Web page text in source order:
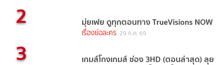
2 มุ่ยเฟย ดูทุกตอนทาง TrueVisions NOW
เรื่องย่อละคร 29 ก.ค. 69
3 เกมส์โกงเกมส์ ช่อง 3HD (ตอนล่าสุด) ลุย